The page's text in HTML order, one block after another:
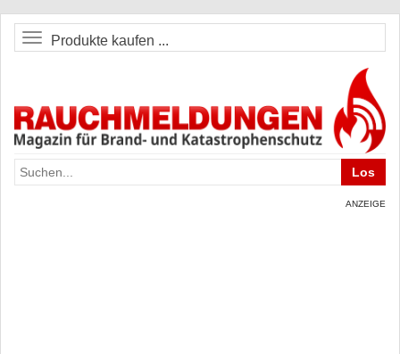
Produkte kaufen ...
ANZEIGE